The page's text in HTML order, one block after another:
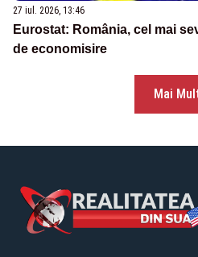
27 iul. 2026, 13:46
Eurostat: România, cel mai
de economisire
Mai